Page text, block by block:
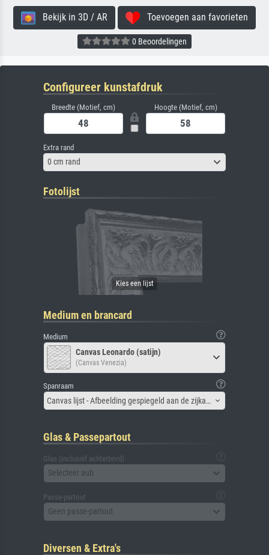
Bekijk in 3D / AR Toevoegen aan favorieten
0 Beoordelingen
Configureer kunstafdruk
Breedte (Motief, cm) Hoogte (Motief, cm)
Extra rand
0 cm rand
Fotolijst
Medium en brancard
Medium
Canvas Leonardo (satijn)
(Canvas Venezia)
Spanraam
Canvas lijst - Afbeelding gespiegeld aan de zijkant
Glas & Passepartout
Glas (inclusief achterbord)
Selecteer aub
Passe-partout
Geen passe-partout
Diversen & Extra's